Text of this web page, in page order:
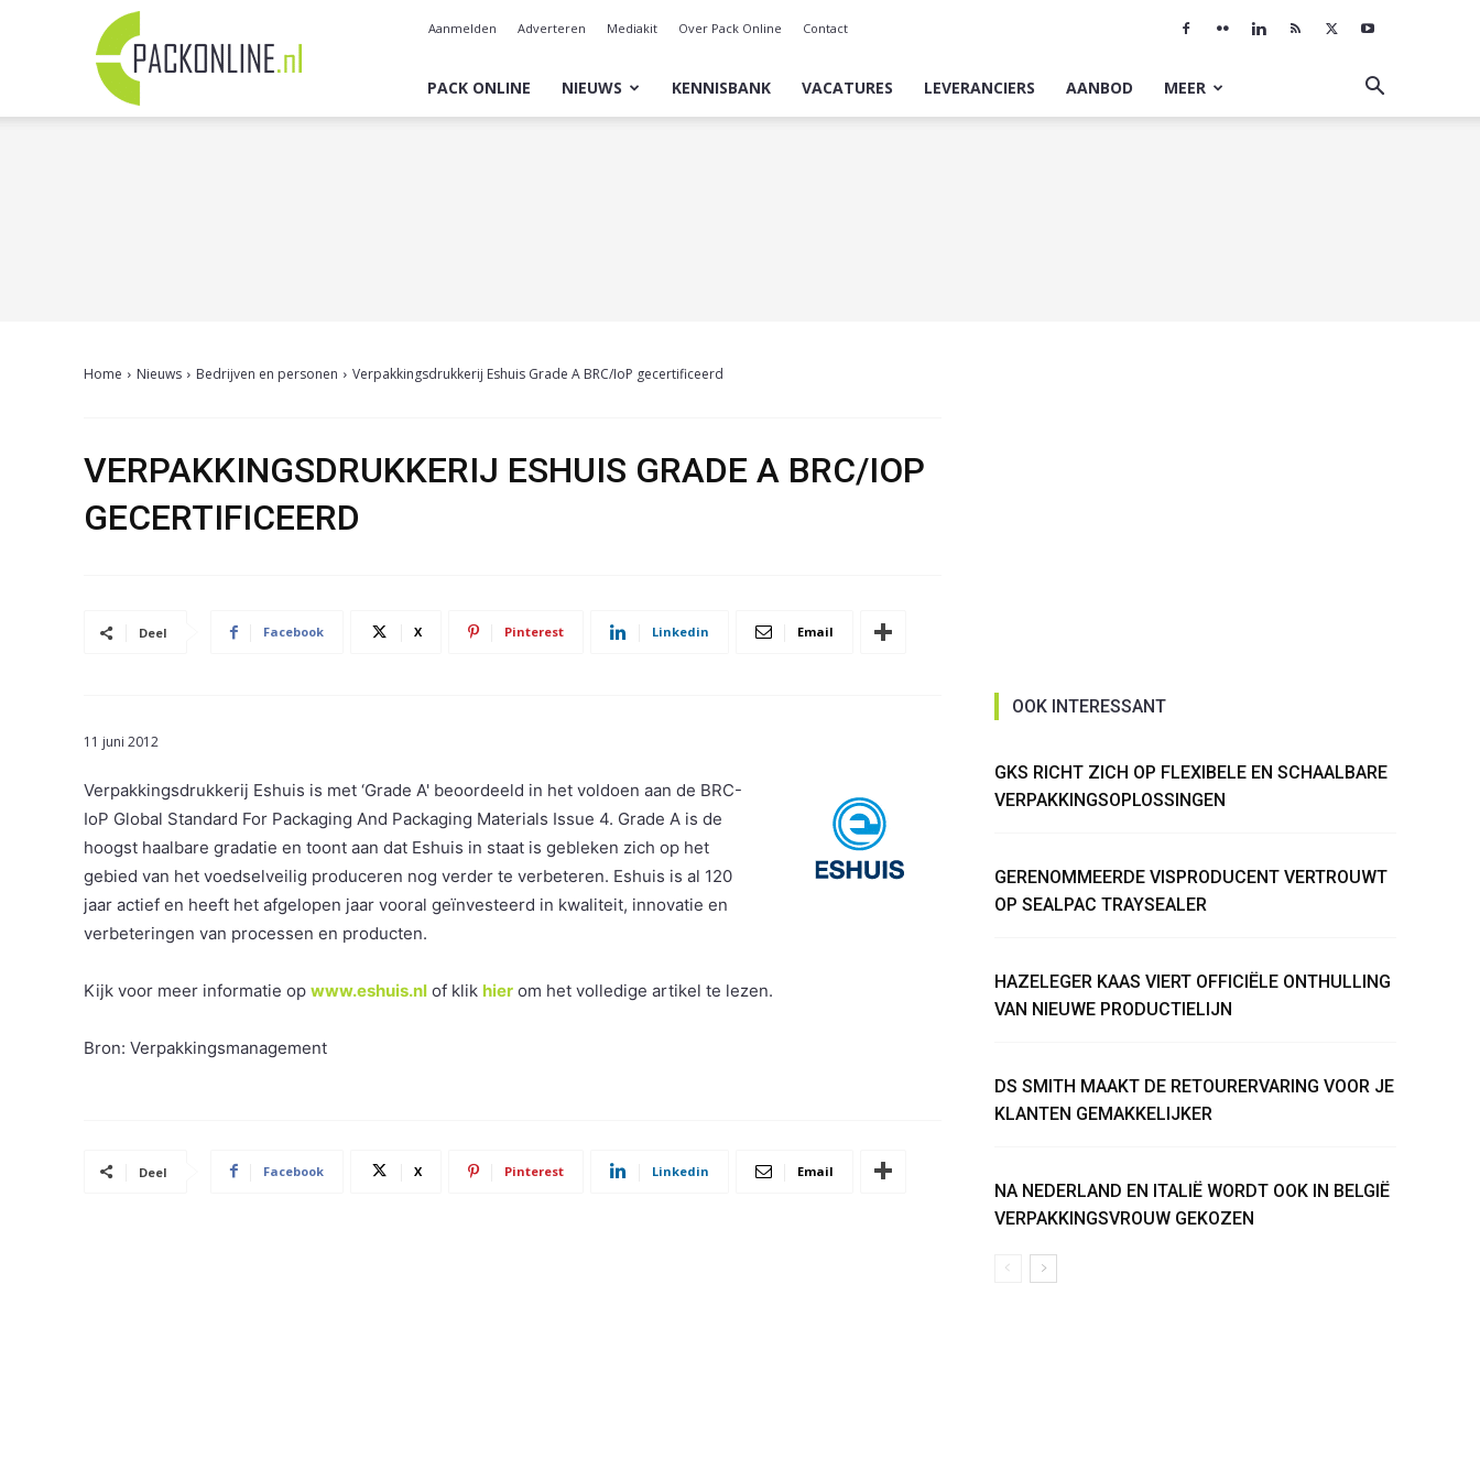
Pack
Online
Aanmelden Adverteren Mediakit Over Pack Online Contact
PACK ONLINE NIEUWS KENNISBANK VACATURES LEVERANCIERS AANBOD MEER
Home Nieuws Bedrijven en personen Verpakkingsdrukkerij Eshuis Grade A BRC/IoP gecertificeerd
VERPAKKINGSDRUKKERIJ ESHUIS GRADE A BRC/IOP
GECERTIFICEERD
Deel Facebook X Pinterest Linkedin Email
11 juni 2012
Verpakkingsdrukkerij Eshuis is met ‘Grade A' beoordeeld in het voldoen aan de BRC-
IoP Global Standard For Packaging And Packaging Materials Issue 4. Grade A is de
hoogst haalbare gradatie en toont aan dat Eshuis in staat is gebleken zich op het
gebied van het voedselveilig produceren nog verder te verbeteren. Eshuis is al 120
jaar actief en heeft het afgelopen jaar vooral geïnvesteerd in kwaliteit, innovatie en
verbeteringen van processen en producten.
Kijk voor meer informatie op www.eshuis.nl of klik hier om het volledige artikel te lezen.
Bron: Verpakkingsmanagement
Deel Facebook X Pinterest Linkedin Email
OOK INTERESSANT
GKS RICHT ZICH OP FLEXIBELE EN SCHAALBARE
VERPAKKINGSOPLOSSINGEN
GERENOMMEERDE VISPRODUCENT VERTROUWT
OP SEALPAC TRAYSEALER
HAZELEGER KAAS VIERT OFFICIËLE ONTHULLING
VAN NIEUWE PRODUCTIELIJN
DS SMITH MAAKT DE RETOURERVARING VOOR JE
KLANTEN GEMAKKELIJKER
NA NEDERLAND EN ITALIË WORDT OOK IN BELGIË
VERPAKKINGSVROUW GEKOZEN